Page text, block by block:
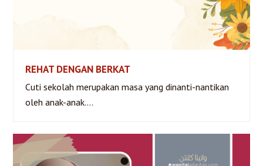
REHAT DENGAN BERKAT
REHAT DENGAN BERKAT
Cuti sekolah merupakan masa yang dinanti-nantikan
oleh anak-anak.…